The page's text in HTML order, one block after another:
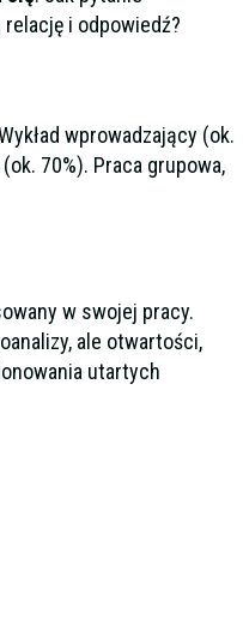
i odpowiedź?
wprowadzający (ok.
70%). Praca grupowa,
w swojej pracy.
ale otwartości,
utartych